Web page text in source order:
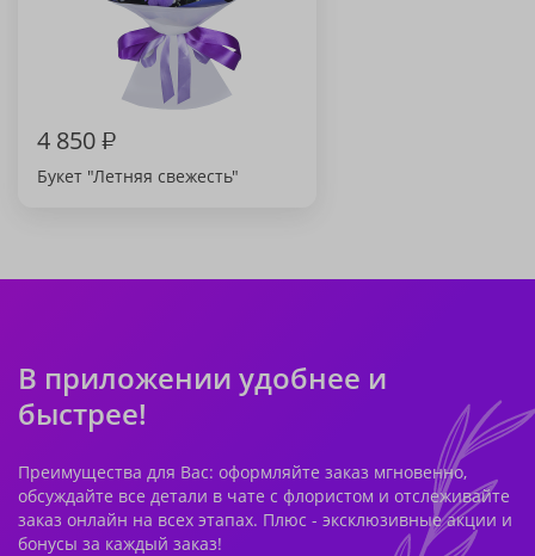
4 850₽
Букет "Летняя свежесть"
В приложении удобнее и
быстрее!
Преимущества для Вас: оформляйте заказ мгновенно,
обсуждайте все детали в чате с флористом и отслеживайте
заказ онлайн на всех этапах. Плюс - эксклюзивные акции и
бонусы за каждый заказ!